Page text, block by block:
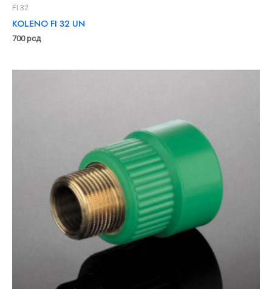
FI 32
KOLENO FI 32 UN
700рсд